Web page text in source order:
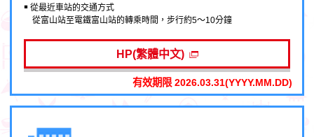
￭ 從最近車站的交通方式
從富山站至電鐵富山站的轉乘時間，步行約5～10分鐘
HP(繁體中文)
有效期限 2026.03.31(YYYY.MM.DD)